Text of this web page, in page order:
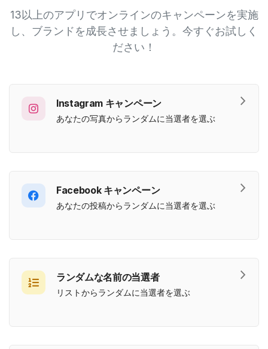
13以上のアプリでオンラインのキャンペーンを実施
し、ブランドを成長させましょう。今すぐお試しく
ださい！
Instagram キャンペーン
あなたの写真からランダムに当選者を選ぶ
Facebook キャンペーン
あなたの投稿からランダムに当選者を選ぶ
ランダムな名前の当選者
リストからランダムに当選者を選ぶ